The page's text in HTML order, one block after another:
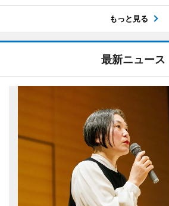
もっと見る
最新ニュース